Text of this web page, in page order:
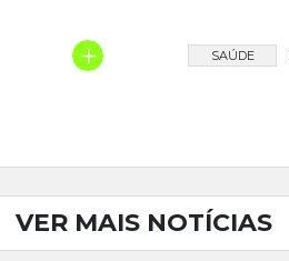
+ SAÚDE
VER MAIS NOTÍCIAS